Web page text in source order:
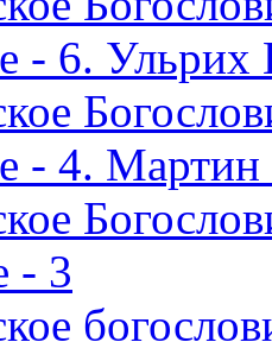
- 6. Ульрих
- 4.
- 3